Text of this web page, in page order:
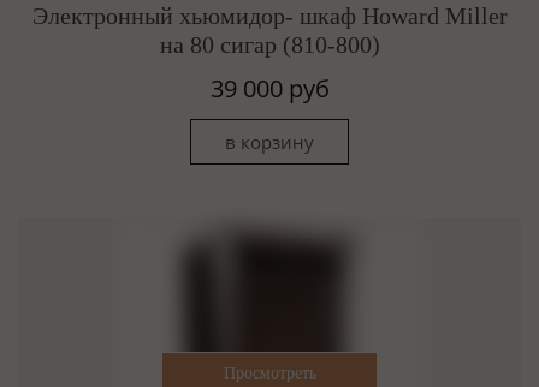
Электронный хьюмидор- шкаф Howard Miller
на 80 сигар (810-800)
39 000 руб